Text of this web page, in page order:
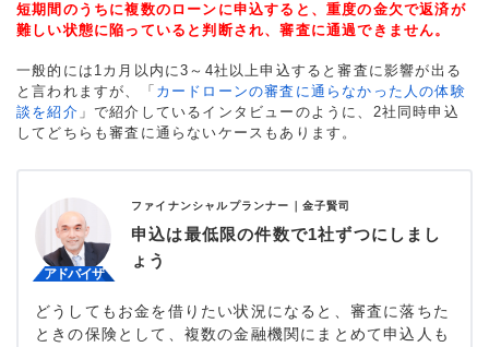
短期間のうちに複数のローンに申込すると、重度の金欠で返済が
難しい状態に陥っていると判断され、審査に通過できません。
一般的には1カ月以内に3～4社以上申込すると審査に影響が出る
と言われますが、「 カードローンの審査に通らなかった人の体験
談を紹介 」で紹介しているインタビューのように、2社同時申込
してどちらも審査に通らないケースもあります。
ファイナンシャルプランナー｜ 金子賢司
申込は最低限の件数で1社ずつにしまし
ょう
どうしてもお金を借りたい状況になると、審査に落ちた
ときの保険として、複数の金融機関にまとめて申込人も